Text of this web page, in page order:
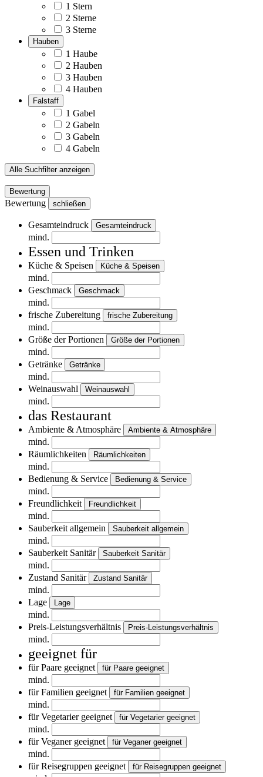
1 Stern
2 Sterne
3 Sterne
Hauben
1 Haube
2 Hauben
3 Hauben
4 Hauben
Falstaff
1 Gabel
2 Gabeln
3 Gabeln
4 Gabeln
Alle Suchfilter anzeigen
Bewertung
Bewertung schließen
Gesamteindruck Gesamteindruck
mind.
Essen und Trinken
Küche & Speisen Küche & Speisen
mind.
Geschmack
Geschmack
mind.
frische Zubereitung
frische Zubereitung
mind.
Größe der Portionen
Größe der Portionen
mind.
Getränke
Getränke
mind.
Weinauswahl
Weinauswahl
mind.
das Restaurant
Ambiente & Atmosphäre Ambiente & Atmosphäre
mind.
Räumlichkeiten
Räumlichkeiten
mind.
Bedienung & Service
Bedienung & Service
mind.
Freundlichkeit
Freundlichkeit
mind.
Sauberkeit allgemein
Sauberkeit allgemein
mind.
Sauberkeit Sanitär
Sauberkeit Sanitär
mind.
Zustand Sanitär
Zustand Sanitär
mind.
Lage
Lage
mind.
Preis-Leistungsverhältnis
Preis-Leistungsverhältnis
mind.
geeignet für
für Paare geeignet für Paare geeignet
mind.
für Familien geeignet
für Familien geeignet
mind.
für Vegetarier geeignet
für Vegetarier geeignet
mind.
für Veganer geeignet
für Veganer geeignet
mind.
für Reisegruppen geeignet
für Reisegruppen geeignet